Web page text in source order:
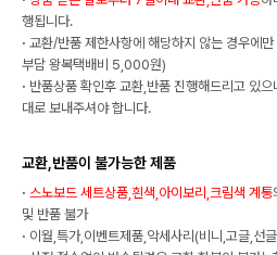
행됩니다.
· 교환/반품 제한사항에 해당하지 않는 경우에
부담 왕복택배비 5,000원)
· 반품상품 확인후 교환,반품 진행해드리고 있
대로 보내주셔야 합니다.
교환,반품이 불가능한 제품
· 스노보드 세트상품,흰색,아이보리,크림색 계통
및 반품 불가
· 이월,특가,이벤트제품,악세사리(비니,고글,선